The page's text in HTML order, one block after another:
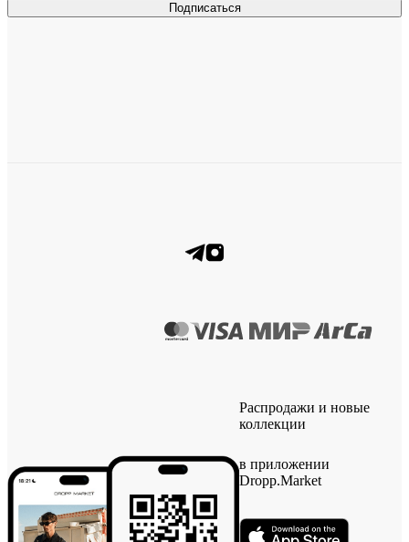
Подписаться
Распродажи и новые
коллекции
в приложении
Dropp.Market